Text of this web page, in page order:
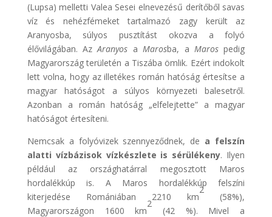
(Lupsa) melletti Valea Sesei elnevezésű derítőből savas
víz és nehézfémeket tartalmazó zagy került az
Aranyosba, súlyos pusztítást okozva a folyó
élővilágában. AzAranyos a Marosba, a Marospedig
Magyarország területén a Tiszába ömlik. Ezért indokolt
lett volna, hogy az illetékes román hatóság értesítse a
magyar hatóságot a súlyos környezeti balesetről.
Azonban a román hatóság „elfelejtette” a magyar
hatóságot értesíteni.
Nemcsak a folyóvizek szennyeződnek, de a felszín
alatti vízbázisok vízkészlete is sérülékeny. Ilyen
például az országhatárral megosztott Maros
hordalékkúp is. A Maros hordalékkúp felszíni
kiterjedése Romániában 2210 km
2
(58%),
Magyarországon 1600 km
2
(42 %). Mivel a